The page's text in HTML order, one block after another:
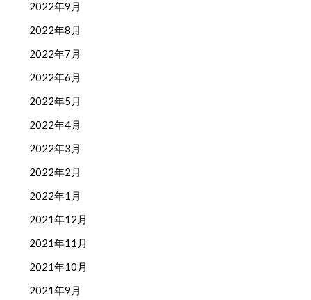
2022年9月
2022年8月
2022年7月
2022年6月
2022年5月
2022年4月
2022年3月
2022年2月
2022年1月
2021年12月
2021年11月
2021年10月
2021年9月